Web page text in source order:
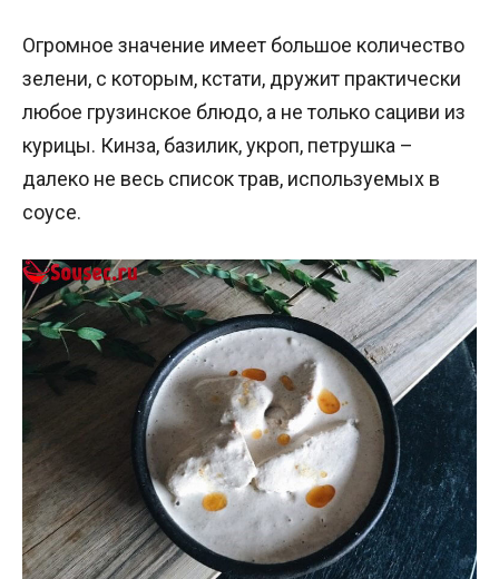
Огромное значение имеет большое количество
зелени, с которым, кстати, дружит практически
любое грузинское блюдо, а не только сациви из
курицы. Кинза, базилик, укроп, петрушка –
далеко не весь список трав, используемых в
соусе.